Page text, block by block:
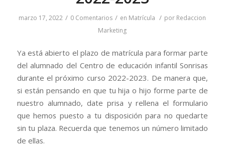
marzo 17, 2022 / 0 Comentarios / en Matrícula / por Redaccion
Marketing
Ya está abierto el plazo de matrícula para formar parte
del alumnado del Centro de educación infantil Sonrisas
durante el próximo curso 2022-2023. De manera que,
si están pensando en que tu hija o hijo forme parte de
nuestro alumnado, date prisa y rellena el formulario
que hemos puesto a tu disposición para no quedarte
sin tu plaza. Recuerda que tenemos un número limitado
de ellas.